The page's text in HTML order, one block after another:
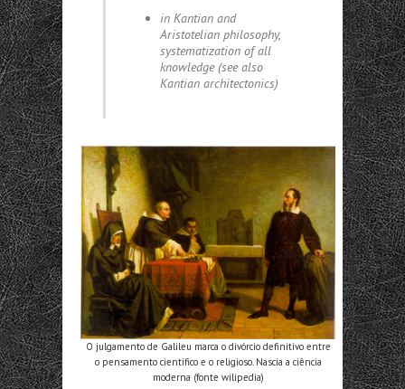
in Kantian and
Aristotelian philosophy,
systematization of all
knowledge (see also
Kantian architectonics)
O julgamento de Galileu marca o divórcio definitivo entre
o pensamento científico e o religioso. Nascia a ciência
moderna (fonte wilipedia)